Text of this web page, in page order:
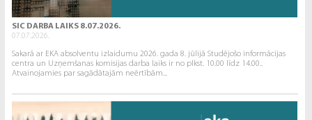
SIC DARBA LAIKS 8.07.2026.
07.07.2026.
Sakarā ar EKA absolventu izlaidumu 2026. gada 8. jūlijā Studējošo informācijas
centra un Uzņemšanas komisijas darba laiks ir no plkst. 10.00 līdz 14.00..
Atvainojamies par sagādātajām neērtībām...